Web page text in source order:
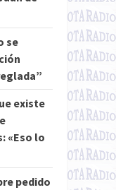
se
existe
«Eso lo
pedido